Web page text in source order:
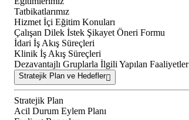
Tatbikatlarımız
Hizmet İçi Eğitim Konuları
Çalışan Dilek İstek Şikayet Öneri Formu
İdari İş Akış Süreçleri
Klinik İş Akış Süreçleri
Dezavantajlı Gruplarla İlgili Yapılan Faaliyetler
Stratejik Plan ve Hedefler
Stratejik Plan
Acil Durum Eylem Planı